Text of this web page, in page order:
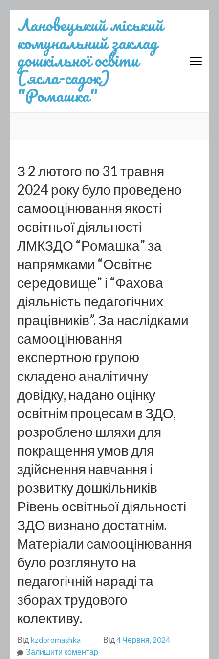
до
(натисніть
Enter)
Лановецький міський
комунальний заклад
дошкільної освіти
(ясла-садок)
"Ромашка"
З 2 лютого по 31 травня
2024 року було проведено
самооцінювання якості
освітньої діяльності
ЛМКЗДО “Ромашка” за
напрямками “Освітнє
середовище” і “Фахова
діяльність педагогічних
працівників”. За наслідками
самооцінювання
експертною групою
складено аналітичну
довідку, надано оцінку
освітнім процесам в ЗДО,
розроблено шляхи для
покращення умов для
здійснення навчання і
розвитку дошкільників
Рівень освітньої діяльності
ЗДО визнано достатнім.
Матеріали самооцінювання
було розглянуто на
педагогічній нараді та
зборах трудового
колективу.
Від kzdoromashka Від 4 Червня, 2024
Залишити коментардо